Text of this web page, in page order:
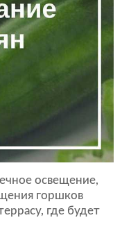
освещение,
горшков
где будет